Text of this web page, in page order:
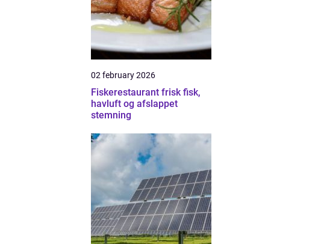
02 february 2026
Fiskerestaurant frisk fisk,
havluft og afslappet
stemning